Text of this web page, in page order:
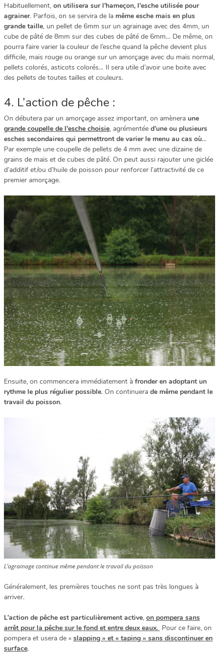
Habituellement, on utilisera sur l’hameçon, l’esche utilisée pour
agrainer. Parfois, on se servira de la même esche mais en plus
grande taille, un pellet de 6mm sur un agrainage avec des 4mm, un
cube de pâté de 8mm sur des cubes de pâté de 6mm… De même, on
pourra faire varier la couleur de l’esche quand la pêche devient plus
difficile, maïs rouge ou orange sur un amorçage avec du maïs normal,
pellets colorés, asticots colorés… Il sera utile d’avoir une boite avec
des pellets de toutes tailles et couleurs.
4. L’action de pêche :
On débutera par un amorçage assez important, on amènera une
grande coupelle de l’esche choisie, agrémentée d’une ou plusieurs
esches secondaires qui permettront de varier le menu au cas où…
Par exemple une coupelle de pellets de 4 mm avec une dizaine de
grains de maïs et de cubes de pâté. On peut aussi rajouter une giclée
d’additif et/ou d’huile de poisson pour renforcer l’attractivité de ce
premier amorçage.
Ensuite, on commencera immédiatement à fronder en adoptant un
rythme le plus régulier possible. On continuera de même pendant le
travail du poisson.
L’agrainage continue même pendant le travail du poisson
Généralement, les premières touches ne sont pas très longues à
arriver.
L’action de pêche est particulièrement active, on pompera sans
arrêt pour la pêche sur le fond et entre deux eaux. Pour ce faire, on
pompera et usera de « slapping » et « taping » sans discontinuer en
surface.